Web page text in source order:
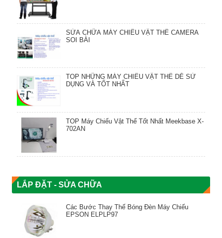
SỬA CHỮA MÁY CHIẾU VẬT THỂ CAMERA
SOI BÀI
TOP NHỮNG MÁY CHIẾU VẬT THỂ DỄ SỬ
DỤNG VÀ TỐT NHẤT
TOP Máy Chiếu Vật Thể Tốt Nhất Meekbase X-
702AN
LẮP ĐẶT - SỬA CHỮA
Các Bước Thay Thế Bóng Đèn Máy Chiếu
EPSON ELPLP97